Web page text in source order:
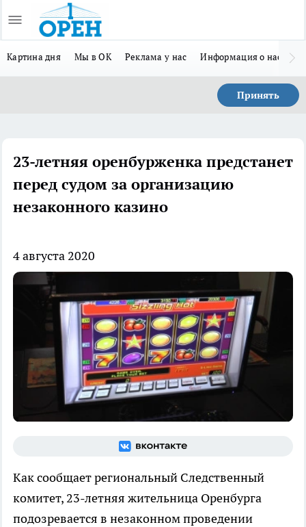
Картина дня Мы в ОК Реклама у нас Информация о нас
Принять
23-летняя оренбурженка предстанет
перед судом за организацию
незаконного казино
4 августа 2020
Как сообщает региональный Следственный
комитет, 23-летняя жительница Оренбурга
подозревается в незаконном проведении